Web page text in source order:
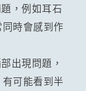
，例如耳石
時會感到作
出現問題，
可能看到半